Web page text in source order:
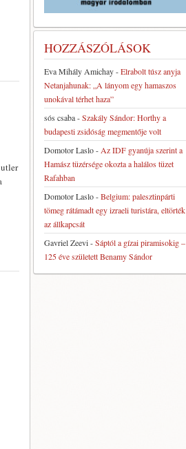
HOZZÁSZÓLÁSOK
Eva Mihály Amichay-Elrabolt túsz anyja
Netanjahunak: „A lányom egy hamaszos
unokával térhet haza”
sós csaba-Szakály Sándor: Horthy a
budapesti zsidóság megmentője volt
Domotor Laslo- Az IDF gyanúja szerint a
Hamász tüzérsége okozta a halálos tüzet
Rafahban
Domotor Laslo-Belgium: palesztinpárti
tömeg rátámadt egy izraeli turistára, eltörték
az állkapcsát
Gavriel Zeevi-Sáptól a gízai piramisokig –
125 éve született Benamy Sándor